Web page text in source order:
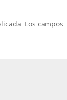
Los campos